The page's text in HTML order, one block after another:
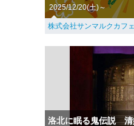
2025/12/20(土)～
株式会社サンマルクカフェ
洛北に眠る鬼伝説 清